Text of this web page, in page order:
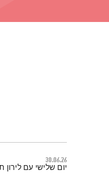
30.06.26
תמצית
יום שלישי עם